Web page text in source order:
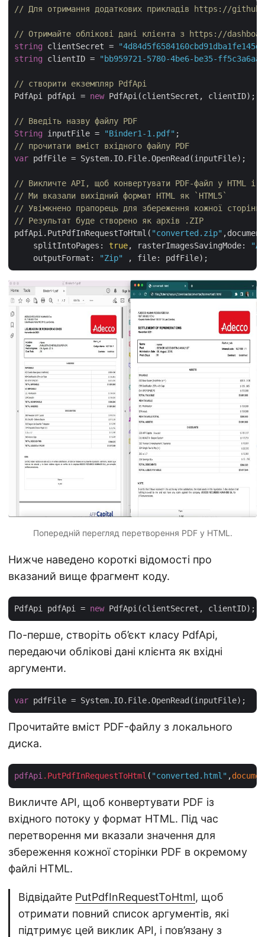
// Для отримання додаткових прикладів https://
// Отримайте облікові дані клієнта з https://
string clientSecret =
string clientID = "bb959721-5780-4be6-be35-
// створити екземпляр PdfApi
PdfApi pdfApi = new PdfApi(clientSecret, clientID);
// Введіть назву файлу PDF
String inputFile = "Binder1-1.pdf"
// прочитати вміст вхідного файлу PDF
var pdfFile = System.IO.File.OpenRead(inputFile);
// Викличте API, щоб конвертувати PDF-файл у HTML і
// Ми вказали вихідний формат HTML як `HTML5`
// Увімкнено прапорець для збереження кожної
// Результат буде створено як архів .ZIP
pdfApi.PutPdfInRequestToHtml( "converted.zip"
    splitIntoPages:
true, rasterImagesSavingMode:
    outputFormat:
"Zip"
Попередній перегляд перетворення PDF у HTML.
Нижче наведено короткі відомості про
вказаний вище фрагмент коду.
PdfApi pdfApi = new
По-перше, створіть об’єкт класу PdfApi,
передаючи облікові дані клієнта як вхідні
аргументи.
var
Прочитайте вміст PDF-файлу з локального
диска.
pdfApi .PutPdfInRequestToHtml ( "converted.html" ,
Викличте API, щоб конвертувати PDF із
вхідного потоку у формат HTML. Під час
перетворення ми вказали значення для
збереження кожної сторінки PDF в окремому
файлі HTML.
Відвідайте PutPdfInRequestToHtml, щоб
отримати повний список аргументів, які
підтримує цей виклик API, і пов’язану з